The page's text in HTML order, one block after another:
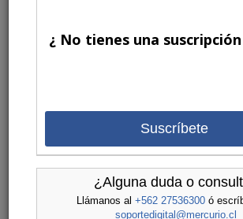
¿ No tienes una
Suscríbete
¿Alguna duda o
Llámanos al +562 27536300ó
soportedigital@mercurio.cl